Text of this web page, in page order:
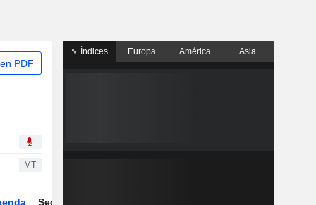
PDF
MT
Sector
Índices Europa América Asia